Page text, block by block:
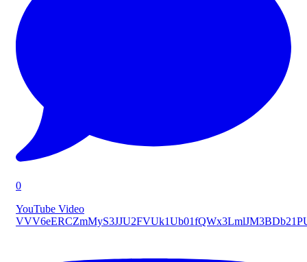
0
YouTube Video